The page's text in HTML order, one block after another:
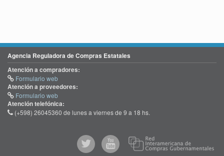
Agencia Reguladora de Compras Estatales
Atención a compradores:
Formulario web
Atención a proveedores:
Formulario web
Atención telefónica:
(+598) 26045360 de lunes a viernes de 9 a 18 hs.
@comprasgubuy
ACCE